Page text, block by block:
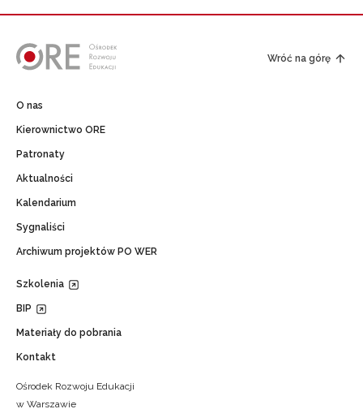
Wróć na górę
O nas
Kierownictwo ORE
Patronaty
Aktualności
Kalendarium
Sygnaliści
Archiwum projektów PO WER
Szkolenia
BIP
Materiały do pobrania
Kontakt
Ośrodek Rozwoju Edukacji
w Warszawie